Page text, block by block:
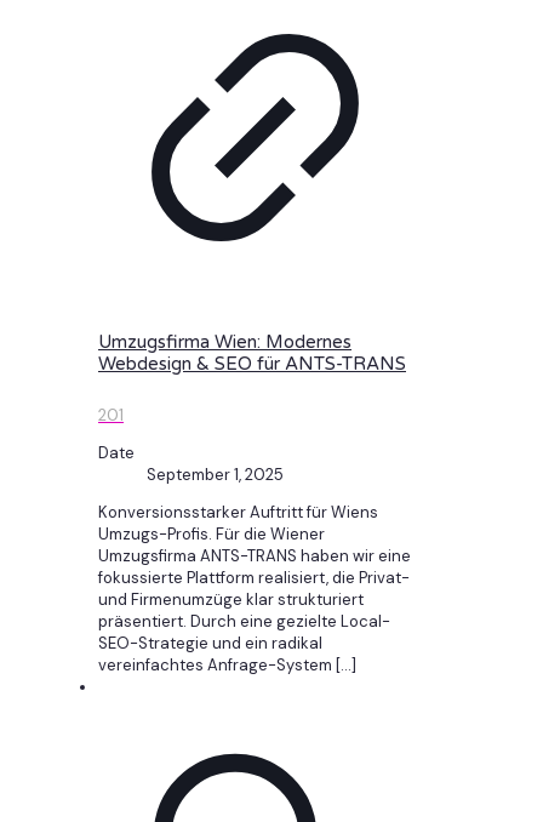
Umzugsfirma Wien: Modernes
Webdesign & SEO für ANTS-TRANS
201
Date
September 1, 2025
Konversionsstarker Auftritt für Wiens
Umzugs-Profis. Für die Wiener
Umzugsfirma ANTS-TRANS haben wir eine
fokussierte Plattform realisiert, die Privat-
und Firmenumzüge klar strukturiert
präsentiert. Durch eine gezielte Local-
SEO-Strategie und ein radikal
vereinfachtes Anfrage-System […]